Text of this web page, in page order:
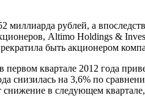
рублей, а
Altimo Holdings &
быть акционером
квартале 2012 года
снизилась на 3,6% по
снижение в следующем